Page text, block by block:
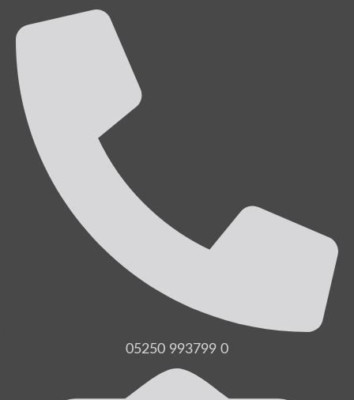
05250 993799 0